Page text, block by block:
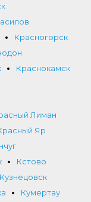
Красногорск
Краснокамск
Лиман
Яр
Кстово
Кузнецовск
Кумертау